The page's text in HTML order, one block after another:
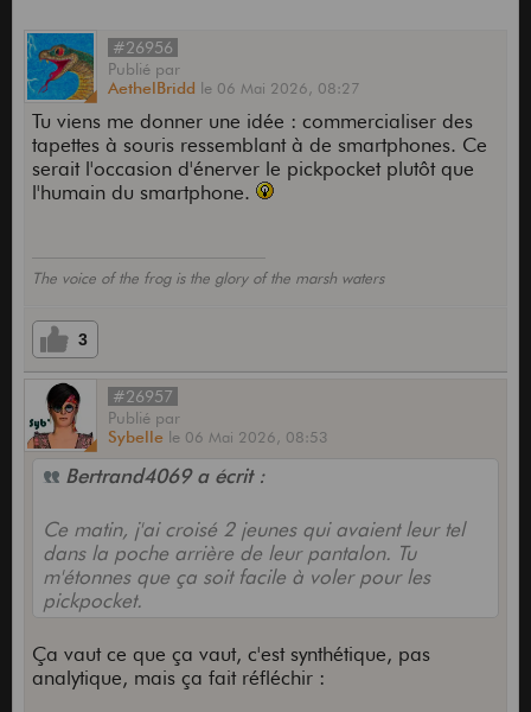
#26956
Publié par
AethelBridd le 06 Mai 2026, 08:27
Tu viens me donner une idée : commercialiser des
tapettes à souris ressemblant à de smartphones. Ce
serait l'occasion d'énerver le pickpocket plutôt que
l'humain du smartphone.
The voice of the frog is the glory of the marsh waters
3
#26957
Publié par
Sybelle le 06 Mai 2026, 08:53
Bertrand4069 a écrit :
Ce matin, j'ai croisé 2 jeunes qui avaient leur tel
dans la poche arrière de leur pantalon. Tu
m'étonnes que ça soit facile à voler pour les
pickpocket.
Ça vaut ce que ça vaut, c'est synthétique, pas
analytique, mais ça fait réfléchir :